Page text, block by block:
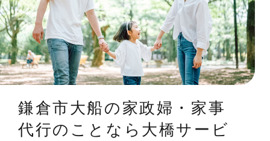
鎌倉市大船の家政婦・家事
代行のことなら大橋サービ